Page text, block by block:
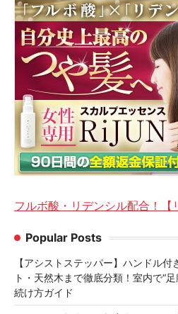
フルボ酸・リデンシル配合！【
Popular Posts
【アシストステッパー】ハンドル
ト・天然木まで徹底分類！室内で“
続け方ガイド